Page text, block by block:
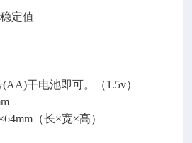
定值
干电池即可。（1.5v）
（长×宽×高）